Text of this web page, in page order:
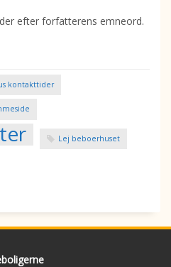
efter forfatterens emneord.
kontakttider
Lej beboerhuset